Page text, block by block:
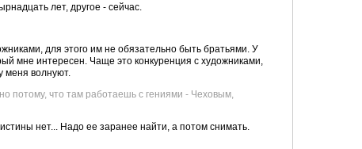
лет, другое - сейчас.
для этого им не обязательно быть братьями. У
мне интересен. Чаще это конкуренция с художниками,
меня волнуют.
потому, что там работаешь с гениями - Чеховым,
нет... Надо ее заранее найти, а потом снимать.